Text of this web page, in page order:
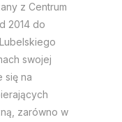
z Centrum
2014 do
swojej
się na
zarówno w